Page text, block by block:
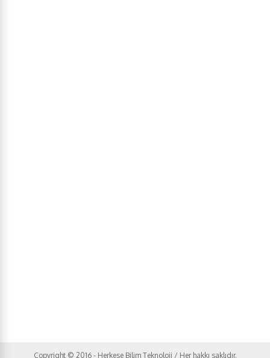
Copyright © 2016 - Herkese Bilim Teknoloji / Her hakkı saklıdır.